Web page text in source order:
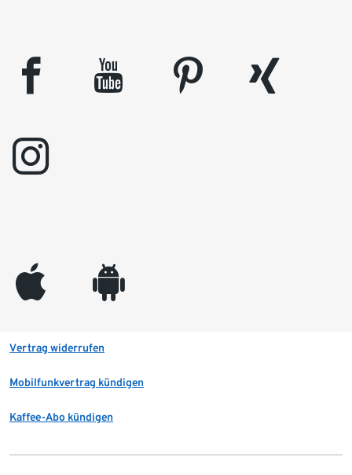
facebook youtube pinterest
xing
instagram
appleinc android
Vertrag widerrufen
Mobilfunkvertrag kündigen
Kaffee-Abo kündigen